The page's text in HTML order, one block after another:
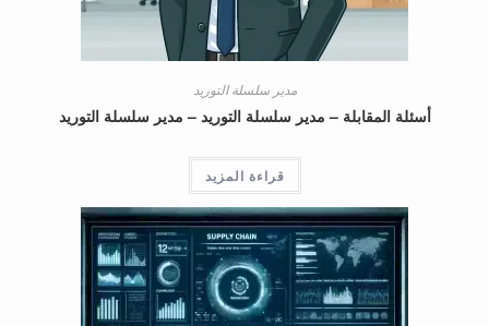
مدير سلسلة التوريد
أسئلة المقابلة – مدير سلسلة التوريد – مدير سلسلة التوريد
قراءة المزيد